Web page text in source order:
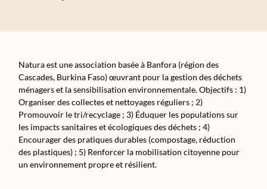
Natura est une association basée à Banfora (région des
Cascades, Burkina Faso) œuvrant pour la gestion des déchets
ménagers et la sensibilisation environnementale. Objectifs : 1)
Organiser des collectes et nettoyages réguliers ; 2)
Promouvoir le tri/recyclage ; 3) Éduquer les populations sur
les impacts sanitaires et écologiques des déchets ; 4)
Encourager des pratiques durables (compostage, réduction
des plastiques) ; 5) Renforcer la mobilisation citoyenne pour
un environnement propre et résilient.